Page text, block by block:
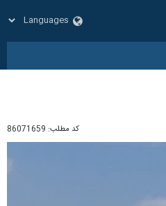
کد مطلب: 86071659